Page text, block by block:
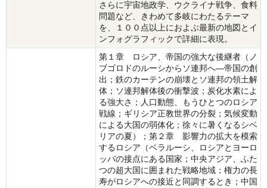
さらに宇宙地政学、ウクライナ戦争、食料
問題など、きわめて多岐にわたるテーマ
を、１００点以上におよぶ最新の地図とイ
ンフォグラフィックで詳細に表現。
第１章 ロシア、帝国の強大な後継者（ノ
ブゴロドのルーシからソ連邦へ―帝国の創
出；鉄のカーテンの崩壊とソ連邦の領土解
体；ソ連邦解体後の衝撃波；炭化水素によ
る強大さ；人口動態、もうひとつのロシア
戦線；ギリシア正教世界の分裂；気候変動
による大国の弱体化；徐々に暑くなるシベ
リアの夏）；第２章 影響力の拡大を模索
するロシア（ベラルーシ、ロシアとヨーロ
ッパの接点にある国家；中央アジア、ふた
つの超大国に囲まれた戦略地域；権力の長
寿がロシアへの接近と同調するとき；中国